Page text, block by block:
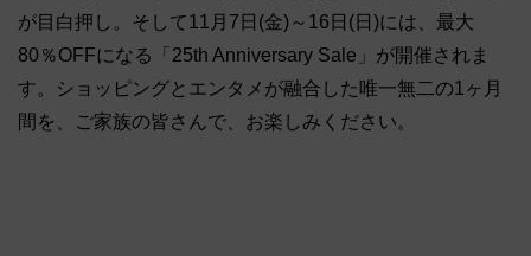
が目白押し。そして11月7日(金)～16日(日)には、最大
80％OFFになる「25th Anniversary Sale」が開催されま
す。ショッピングとエンタメが融合した唯一無二の1ヶ月
間を、ご家族の皆さんで、お楽しみください。